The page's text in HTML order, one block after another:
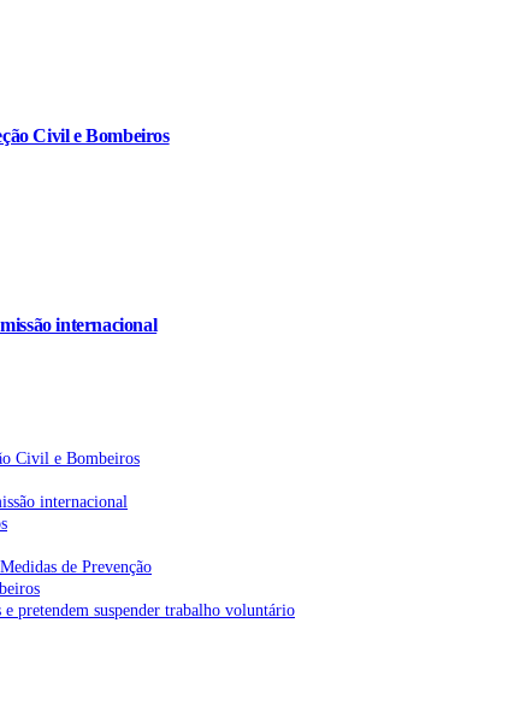
Civil e Bombeiros
internacional
Civil e Bombeiros
internacional
de Prevenção
pretendem suspender trabalho voluntário